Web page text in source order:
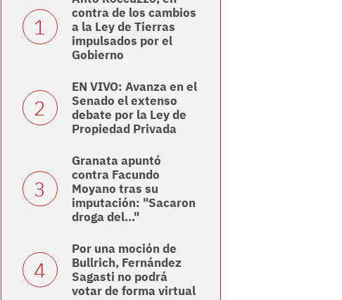
contra de los cambios
a la Ley de Tierras
impulsados por el
Gobierno
EN VIVO: Avanza en el
Senado el extenso
debate por la Ley de
Propiedad Privada
Granata apuntó
contra Facundo
Moyano tras su
imputación: "Sacaron
droga del..."
Por una moción de
Bullrich, Fernández
Sagasti no podrá
votar de forma virtual